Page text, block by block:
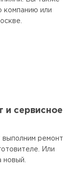
компанию или
и сервисное
выполним ремонт
Или
новый.